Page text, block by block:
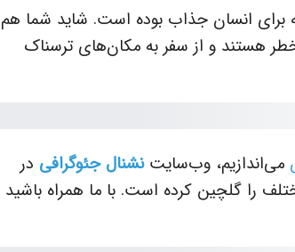
انسان جذاب بوده است. شاید شما هم
هستند و از سفر به مکان‌های ترسناک
می‌اندازیم، وب‌سایتنشنال جئوگرافی در
را گلچین کرده است. با ما همراه باشید